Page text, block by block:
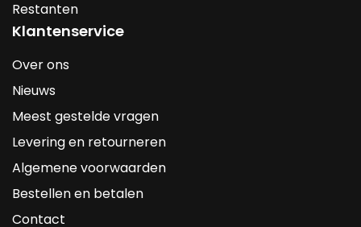
Restanten
Klantenservice
Over ons
Nieuws
Meest gestelde vragen
Levering en retourneren
Algemene voorwaarden
Bestellen en betalen
Contact